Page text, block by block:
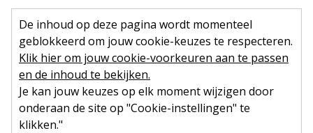
De inhoud op deze pagina wordt momenteel
geblokkeerd om jouw cookie-keuzes te respecteren.
Klik hier om jouw cookie-voorkeuren aan te passen
en de inhoud te bekijken.
Je kan jouw keuzes op elk moment wijzigen door
onderaan de site op "Cookie-instellingen" te
klikken."